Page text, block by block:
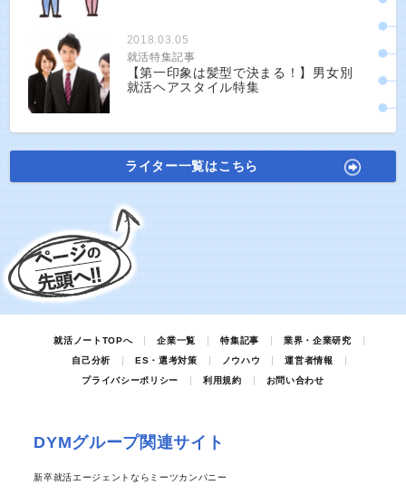
2018.03.05
就活特集記事
【第一印象は髪型で決まる！】男女別
就活ヘアスタイル特集
ライター一覧はこちら
就活ノートTOPへ 企業一覧 特集記事
業界・企業研究
自己分析
ES・選考対策 ノウハウ
運営者情報
プライバシーポリシー
利用規約 お問い合わせ
DYMグループ関連サイト
新卒就活エージェントならミーツカンパニー